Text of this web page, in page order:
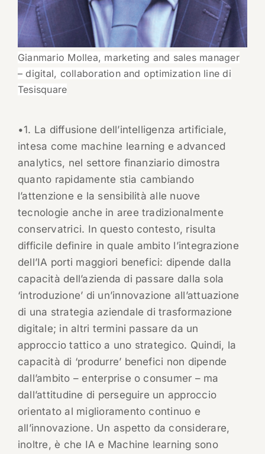
Gianmario Mollea, marketing and sales manager
– digital, collaboration and optimization line di
Tesisquare
•1. La diffusione dell’intelligenza artificiale,
intesa come machine learning e advanced
analytics, nel settore finanziario dimostra
quanto rapidamente stia cambiando
l’attenzione e la sensibilità alle nuove
tecnologie anche in aree tradizionalmente
conservatrici. In questo contesto, risulta
difficile definire in quale ambito l’integrazione
dell’IA porti maggiori benefici: dipende dalla
capacità dell’azienda di passare dalla sola
‘introduzione’ di un’innovazione all’attuazione
di una strategia aziendale di trasformazione
digitale; in altri termini passare da un
approccio tattico a uno strategico. Quindi, la
capacità di ‘produrre’ benefici non dipende
dall’ambito – enterprise o consumer – ma
dall’attitudine di perseguire un approccio
orientato al miglioramento continuo e
all’innovazione. Un aspetto da considerare,
inoltre, è che IA e Machine learning sono